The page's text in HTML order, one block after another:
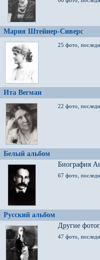
Мария Штейнер-Сиверс
25 фото,
Ита Вегман
22 фото,
Белый альбом
Биография
67 фото,
Русский альбом
Другие
47 фото,